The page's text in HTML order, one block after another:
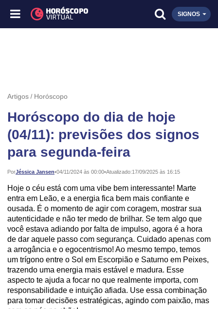
SIGNOS
Artigos Horóscopo
Horóscopo do dia de hoje
(04/11): previsões dos signos
para segunda-feira
PorJéssica Jansen•
Publicado: 04/11/2024 às 00:00•Atualizado:17/09/2025 às 16:15
Hoje o céu está com uma vibe bem interessante! Marte
entra em Leão, e a energia fica bem mais confiante e
ousada. É o momento de agir com coragem, mostrar sua
autenticidade e não ter medo de brilhar. Se tem algo que
você estava adiando por falta de impulso, agora é a hora
de dar aquele passo com segurança. Cuidado apenas com
a arrogância e o egocentrismo! Ao mesmo tempo, temos
um trígono entre o Sol em Escorpião e Saturno em Peixes,
trazendo uma energia mais estável e madura. Esse
aspecto te ajuda a focar no que realmente importa, com
responsabilidade e intuição afiada. Use essa combinação
para tomar decisões estratégicas, agindo com paixão, mas